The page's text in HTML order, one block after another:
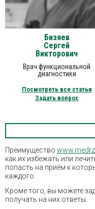
Бизяев
Сергей
Викторович
Врач функциональной
диагностики
Посмотреть все статьи
Задать вопрос
Преимущество
как их избежать или
попасть на приём к
каждого.
Кроме того, вы можете
получать на них ответы.